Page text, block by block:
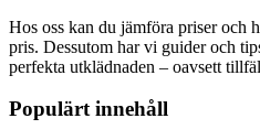
Hos oss kan du jämföra priser och
pris. Dessutom har vi guider och
perfekta utklädnaden – oavsett
Populärt innehåll